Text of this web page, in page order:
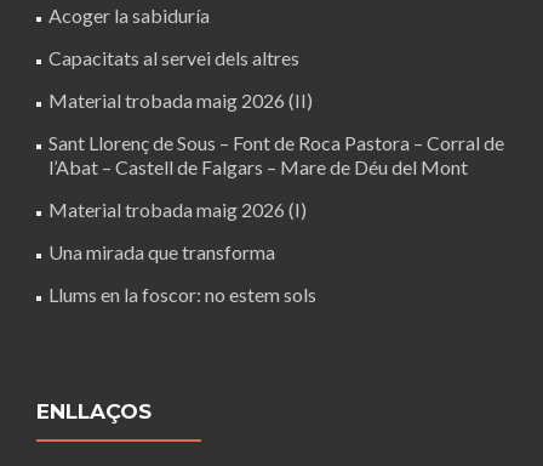
Acoger la sabiduría
Capacitats al servei dels altres
Material trobada maig 2026 (II)
Sant Llorenç de Sous – Font de Roca Pastora – Corral de
l’Abat – Castell de Falgars – Mare de Déu del Mont
Material trobada maig 2026 (I)
Una mirada que transforma
Llums en la foscor: no estem sols
ENLLAÇOS